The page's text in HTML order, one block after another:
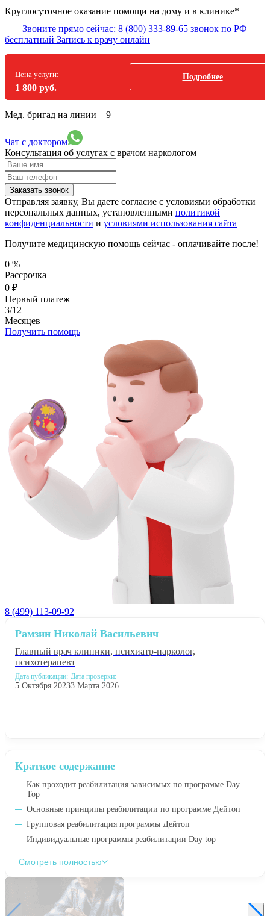
Круглосуточное оказание помощи на дому и в клинике*
Звоните прямо сейчас: 8 (800) 333-89-65 звонок по РФ
бесплатный Запись к врачу онлайн
Цена услуги:
1 800 руб.
Подробнее
Мед. бригад на линии – 9
Чат с доктором
Консультация об услугах с врачом наркологом
Заказать звонок
Отправляя заявку, Вы даете согласие с условиями обработки
персональных данных, установленными политикой
конфиденциальности и условиями использования сайта
Получите медицинскую помощь сейчас - оплачивайте после!
0 %
Рассрочка
0 ₽
Первый платеж
3/12
Месяцев
Получить помощь
8 (499) 113-09-92
Краткое содержание
Как проходит реабилитация зависимых по программе Day
Top
Основные принципы реабилитации по программе Дейтоп
Групповая реабилитация программы Дейтоп
Индивидуальные программы реабилитации Day top
Смотреть полностью
Рамзин Николай Васильевич
Главный врач клиники, психиатр-нарколог,
психотерапевт
Дата публикации:
5 Октября 2023
Дата проверки:
3 Марта 2026